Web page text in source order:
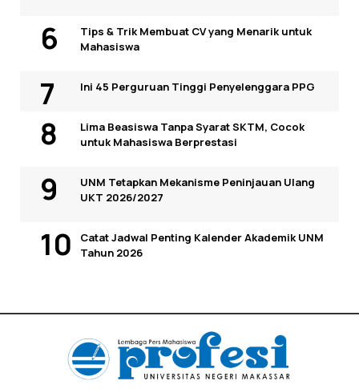
Tips & Trik Membuat CV yang Menarik untuk
Mahasiswa
Ini 45 Perguruan Tinggi Penyelenggara PPG
Lima Beasiswa Tanpa Syarat SKTM, Cocok
untuk Mahasiswa Berprestasi
UNM Tetapkan Mekanisme Peninjauan Ulang
UKT 2026/2027
Catat Jadwal Penting Kalender Akademik UNM
Tahun 2026